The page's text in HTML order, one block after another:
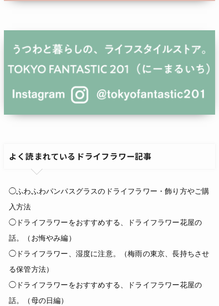
よく読まれているドライフラワー記事
◯ふわふわパンパスグラスのドライフラワー・飾り方やご購
入方法
◯ドライフラワーをおすすめする、ドライフラワー花屋の
話。（お悔やみ編）
◯ドライフラワー、湿度に注意。（梅雨の東京、長持ちさせ
る保管方法）
◯ドライフラワーをおすすめする、ドライフラワー花屋の
話。（母の日編）